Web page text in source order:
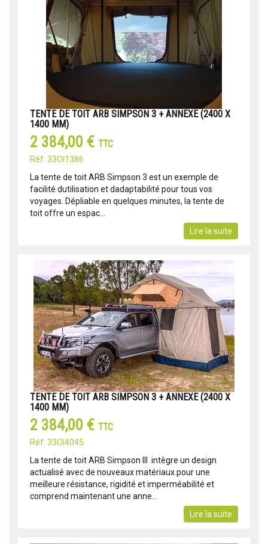
TENTE DE TOIT ARB SIMPSON 3 + ANNEXE (2400 X
1400 MM)
2 384,00 € TTC
Réf: 33OI1386
La tente de toit ARB Simpson 3 est un exemple de
facilité dutilisation et dadaptabilité pour tous vos
voyages. Dépliable en quelques minutes, la tente de
toit offre un espac...
Lire la suite
TENTE DE TOIT ARB SIMPSON 3 + ANNEXE (2400 X
1400 MM)
2 384,00 € TTC
Réf: 33OI4045
La tente de toit ARB Simpson III intègre un design
actualisé avec de nouveaux matériaux pour une
meilleure résistance, rigidité et imperméabilité et
comprend maintenant une anne...
Lire la suite